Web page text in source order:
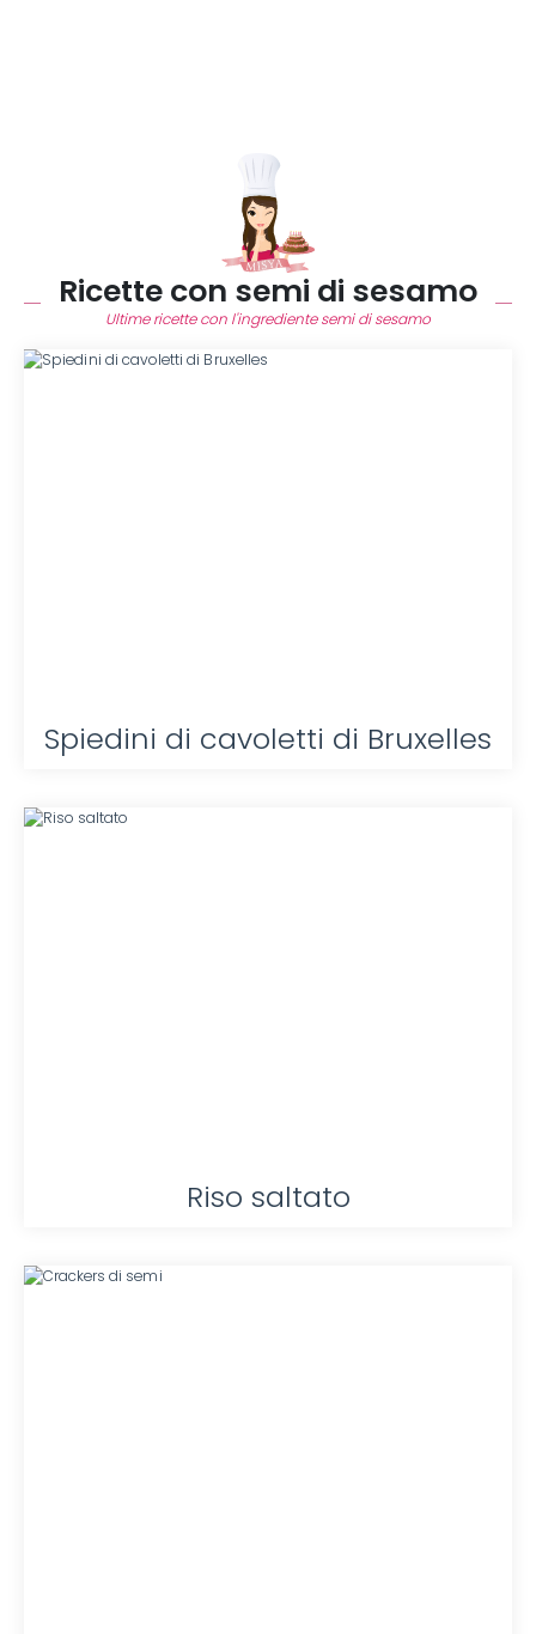
Ricette con semi di sesamo
Ultime ricette con l'ingrediente semi di sesamo
Spiedini di cavoletti di Bruxelles
Riso saltato